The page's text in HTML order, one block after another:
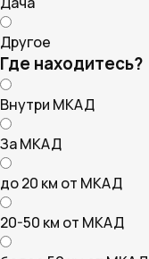
Другое
Где находитесь?
Внутри МКАД
За МКАД
до 20 км от МКАД
20-50 км от МКАД